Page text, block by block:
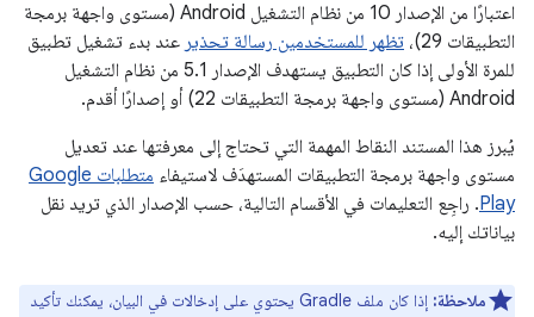
اعتبارًا من الإصدار 10 من نظام التشغيل Android (مستوى واجهة برمجة
التطبيقات 29)،
تظهر للمستخدمين رسالة تحذير عند بدء تشغيل تطبيق
للمرة الأولى إذا كان التطبيق يستهدف الإصدار 5.1 من نظام التشغيل
Android (مستوى واجهة برمجة التطبيقات 22) أو إصدارًا أقدم.
يُبرز هذا المستند النقاط المهمة التي تحتاج إلى معرفتها عند تعديل
مستوى واجهة برمجة التطبيقات المستهدَف لاستيفاء
متطلبات Google
Play. راجِع التعليمات في الأقسام التالية، حسب الإصدار الذي تريد نقل
بياناتك إليه.
ملاحظة:
إذا كان ملف Gradle يحتوي على إدخالات في البيان، يمكنك تأكيد